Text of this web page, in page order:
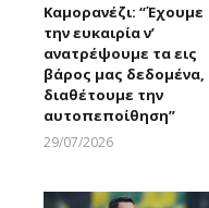
Καμορανέζι: “Έχουμε
την ευκαιρία ν’
ανατρέψουμε τα εις
βάρος μας δεδομένα,
διαθέτουμε την
αυτοπεποίθηση”
29/07/2026